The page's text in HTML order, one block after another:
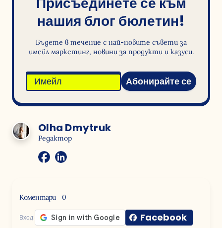
нашия блог бюлетин!
Бъдете в течение с най-новите съвети за
имейл маркетинг, новини за продукти и казуси.
Абонирайте се
Olha Dmytruk
Редактор
Коментари 0
Вход: Facebook